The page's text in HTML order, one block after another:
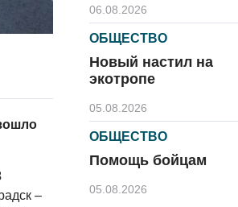
–
06.08.2026
ОБЩЕСТВО
Новый настил на
экотропе
05.08.2026
ОБЩЕСТВО
Помощь бойцам
05.08.2026